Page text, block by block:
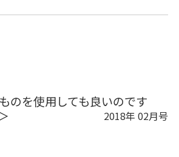
のを使用しても良いのです
2018年 02月号